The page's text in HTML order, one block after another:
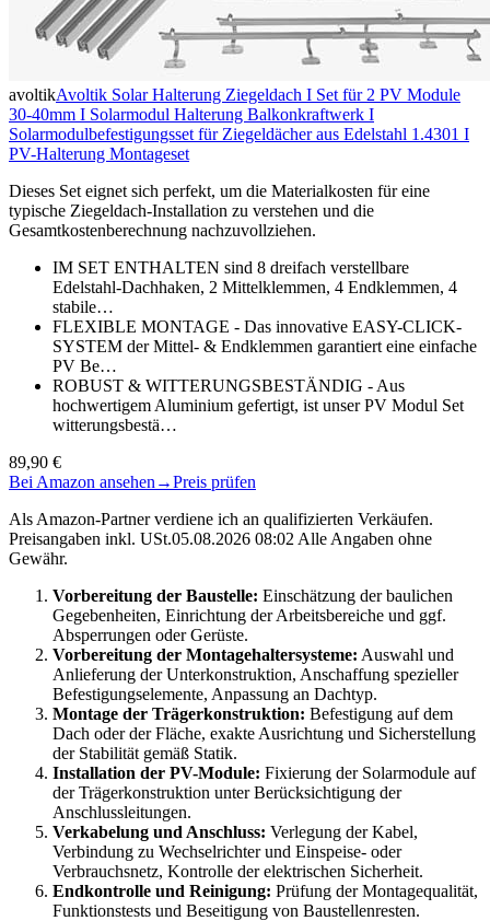
avoltikAvoltik Solar Halterung Ziegeldach I Set für 2 PV Module
30-40mm I Solarmodul Halterung Balkonkraftwerk I
Solarmodulbefestigungsset für Ziegeldächer aus Edelstahl 1.4301 I
PV-Halterung Montageset
Dieses Set eignet sich perfekt, um die Materialkosten für eine
typische Ziegeldach-Installation zu verstehen und die
Gesamtkostenberechnung nachzuvollziehen.
IM SET ENTHALTEN sind 8 dreifach verstellbare
Edelstahl-Dachhaken, 2 Mittelklemmen, 4 Endklemmen, 4
stabile…
FLEXIBLE MONTAGE - Das innovative EASY-CLICK-
SYSTEM der Mittel- & Endklemmen garantiert eine einfache
PV Be…
ROBUST & WITTERUNGSBESTÄNDIG - Aus
hochwertigem Aluminium gefertigt, ist unser PV Modul Set
witterungsbestä…
89,90 €
Bei Amazon ansehen →Preis prüfen
Als Amazon-Partner verdiene ich an qualifizierten Verkäufen.
Preisangaben inkl. USt.05.08.2026 08:02 Alle Angaben ohne
Gewähr.
Vorbereitung der Baustelle: Einschätzung der baulichen
Gegebenheiten, Einrichtung der Arbeitsbereiche und ggf.
Absperrungen oder Gerüste.
Vorbereitung der Montagehaltersysteme: Auswahl und
Anlieferung der Unterkonstruktion, Anschaffung spezieller
Befestigungselemente, Anpassung an Dachtyp.
Montage der Trägerkonstruktion: Befestigung auf dem
Dach oder der Fläche, exakte Ausrichtung und Sicherstellung
der Stabilität gemäß Statik.
Installation der PV-Module: Fixierung der Solarmodule auf
der Trägerkonstruktion unter Berücksichtigung der
Anschlussleitungen.
Verkabelung und Anschluss: Verlegung der Kabel,
Verbindung zu Wechselrichter und Einspeise- oder
Verbrauchsnetz, Kontrolle der elektrischen Sicherheit.
Endkontrolle und Reinigung: Prüfung der Montagequalität,
Funktionstests und Beseitigung von Baustellenresten.